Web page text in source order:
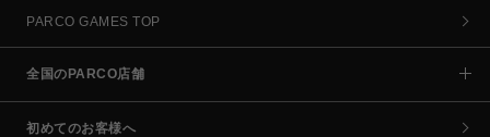
PARCO GAMES TOP
全国のPARCO店舗
初めてのお客様へ